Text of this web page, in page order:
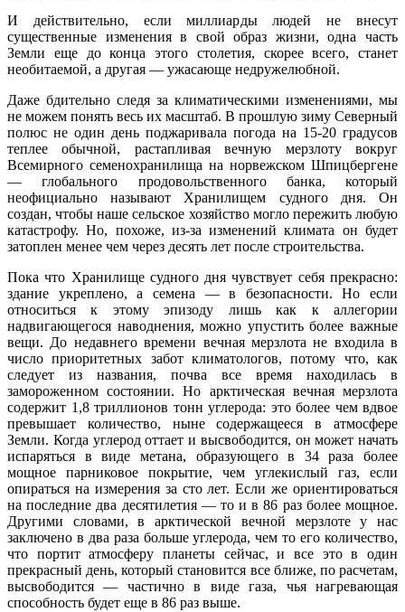
И действительно, если миллиарды людей не внесут
существенные изменения в свой образ жизни, одна часть
Земли еще до конца этого столетия, скорее всего, станет
необитаемой, а другая — ужасающе недружелюбной.
Даже бдительно следя за климатическими изменениями, мы
не можем понять весь их масштаб. В прошлую зиму Северный
полюс не один день поджаривала погода на 15-20 градусов
теплее обычной, растапливая вечную мерзлоту вокруг
Всемирного семенохранилища на норвежском Шпицбергене
— глобального продовольственного банка, который
неофициально называют Хранилищем судного дня. Он
создан, чтобы наше сельское хозяйство могло пережить любую
катастрофу. Но, похоже, из-за изменений климата он будет
затоплен менее чем через десять лет после строительства.
Пока что Хранилище судного дня чувствует себя прекрасно:
здание укреплено, а семена — в безопасности. Но если
относиться к этому эпизоду лишь как к аллегории
надвигающегося наводнения, можно упустить более важные
вещи. До недавнего времени вечная мерзлота не входила в
число приоритетных забот климатологов, потому что, как
следует из названия, почва все время находилась в
замороженном состоянии. Но арктическая вечная мерзлота
содержит 1,8 триллионов тонн углерода: это более чем вдвое
превышает количество, ныне содержащееся в атмосфере
Земли. Когда углерод оттает и высвободится, он может начать
испаряться в виде метана, образующего в 34 раза более
мощное парниковое покрытие, чем углекислый газ, если
опираться на измерения за сто лет. Если же ориентироваться
на последние два десятилетия — то и в 86 раз более мощное.
Другими словами, в арктической вечной мерзлоте у нас
заключено в два раза больше углерода, чем то его количество,
что портит атмосферу планеты сейчас, и все это в один
прекрасный день, который становится все ближе, по расчетам,
высвободится — частично в виде газа, чья нагревающая
способность будет еще в 86 раз выше.